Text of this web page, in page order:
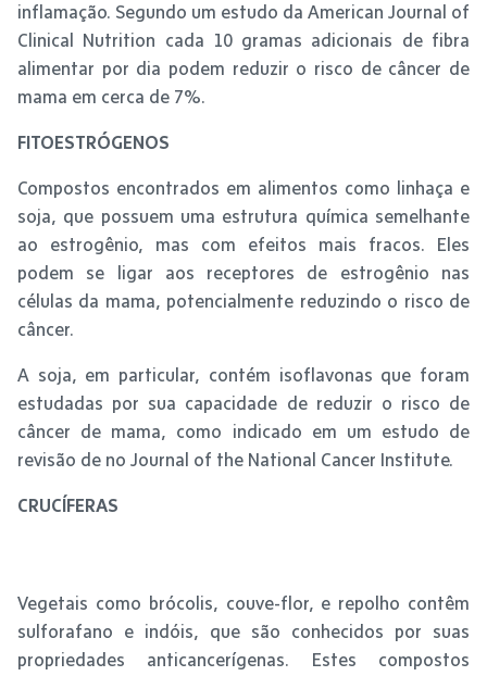
inflamação. Segundo um estudo da American Journal of
Clinical Nutrition cada 10 gramas adicionais de fibra
alimentar por dia podem reduzir o risco de câncer de
mama em cerca de 7%.
FITOESTRÓGENOS
Compostos encontrados em alimentos como linhaça e
soja, que possuem uma estrutura química semelhante
ao estrogênio, mas com efeitos mais fracos. Eles
podem se ligar aos receptores de estrogênio nas
células da mama, potencialmente reduzindo o risco de
câncer.
A soja, em particular, contém isoflavonas que foram
estudadas por sua capacidade de reduzir o risco de
câncer de mama, como indicado em um estudo de
revisão de no Journal of the National Cancer Institute.
CRUCÍFERAS
Vegetais como brócolis, couve-flor, e repolho contêm
sulforafano e indóis, que são conhecidos por suas
propriedades anticancerígenas. Estes compostos